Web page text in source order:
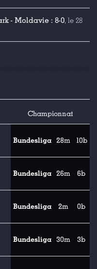
- Moldavie : 8-0, le 28
Championnat
Bundesliga 28m 10b
Bundesliga 26m 6b
Bundesliga 2m 0b
Bundesliga 30m 3b